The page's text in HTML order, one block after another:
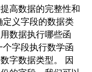
高数据的完整性和
义字段的数据类
数据执行哪些函
字段执行数学函
字数据类型。 因